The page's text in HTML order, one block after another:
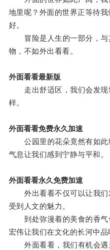
地里呢？外面的世界正等待
好。
冒险是人生的一部分，与
物，不如外出看看。
外面看看最新版
走出舒适区，我们会发现
样。
外面看看免费永久加速
公园里的花朵竟然有如此
气息让我们感到宁静与平和。
外面看看永久免费加速
外出看看不仅可以让我们
受到人文的魅力。
到处弥漫着的美食的香气
宏伟让我们在文化的长河中品
外面看看，我们有机会遇